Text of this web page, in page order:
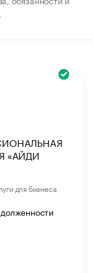
«АЙДИ
для бизнеса